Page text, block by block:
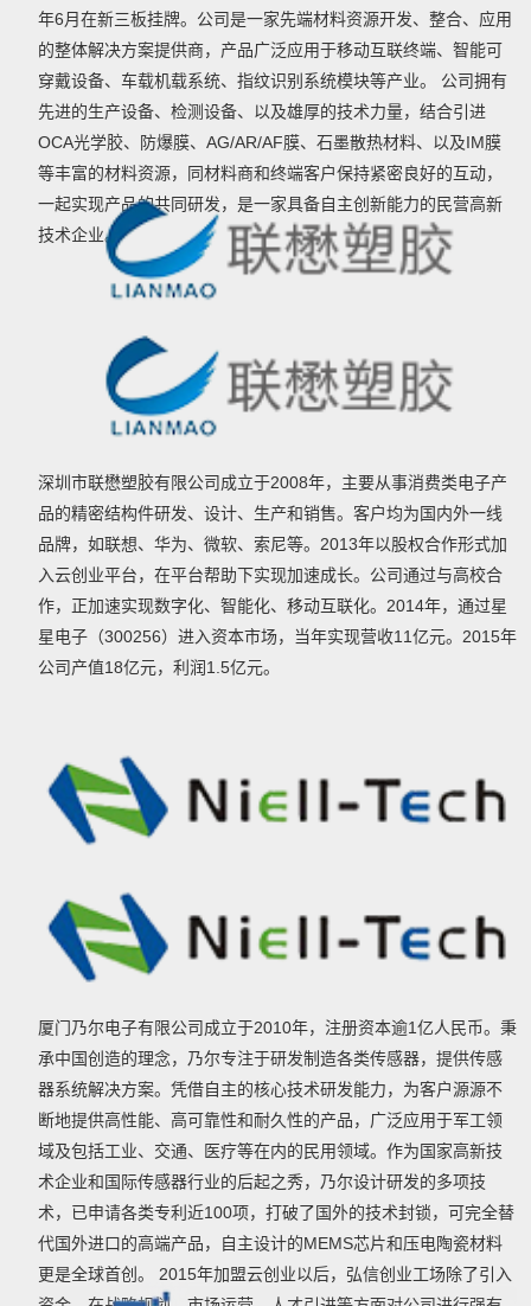
年6月在新三板挂牌。公司是一家先端材料资源开发、整合、应用
的整体解决方案提供商，产品广泛应用于移动互联终端、智能可
穿戴设备、车载机载系统、指纹识别系统模块等产业。 公司拥有
先进的生产设备、检测设备、以及雄厚的技术力量，结合引进
OCA光学胶、防爆膜、AG/AR/AF膜、石墨散热材料、以及IM膜
等丰富的材料资源，同材料商和终端客户保持紧密良好的互动，
一起实现产品的共同研发，是一家具备自主创新能力的民营高新
技术企业。
深圳市联懋塑胶有限公司成立于2008年，主要从事消费类电子产
品的精密结构件研发、设计、生产和销售。客户均为国内外一线
品牌，如联想、华为、微软、索尼等。2013年以股权合作形式加
入云创业平台，在平台帮助下实现加速成长。公司通过与高校合
作，正加速实现数字化、智能化、移动互联化。2014年，通过星
星电子（300256）进入资本市场，当年实现营收11亿元。2015年
公司产值18亿元，利润1.5亿元。
厦门乃尔电子有限公司成立于2010年，注册资本逾1亿人民币。秉
承中国创造的理念，乃尔专注于研发制造各类传感器，提供传感
器系统解决方案。凭借自主的核心技术研发能力，为客户源源不
断地提供高性能、高可靠性和耐久性的产品，广泛应用于军工领
域及包括工业、交通、医疗等在内的民用领域。作为国家高新技
术企业和国际传感器行业的后起之秀，乃尔设计研发的多项技
术，已申请各类专利近100项，打破了国外的技术封锁，可完全替
代国外进口的高端产品，自主设计的MEMS芯片和压电陶瓷材料
更是全球首创。 2015年加盟云创业以后，弘信创业工场除了引入